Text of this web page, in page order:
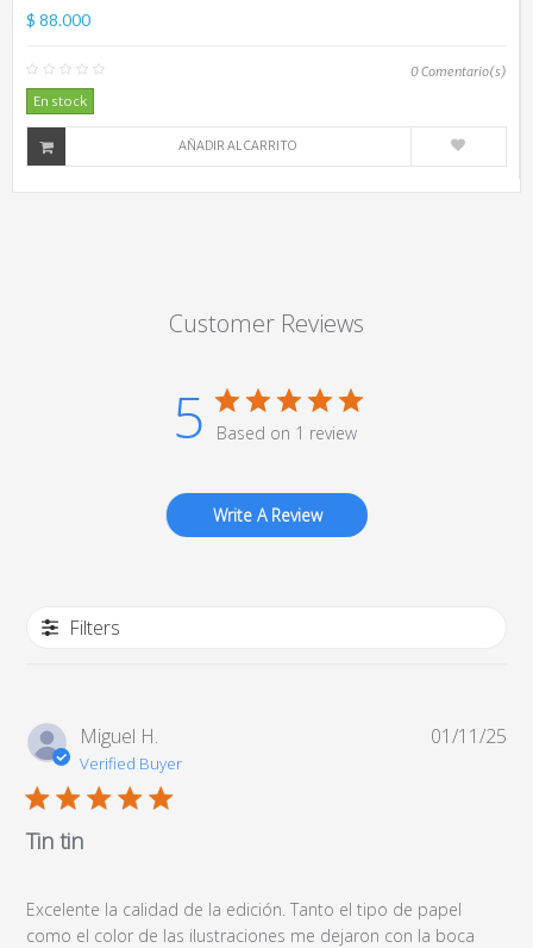
$ 88.000
0Comentario(s)
En stock
AÑADIR AL CARRITO
Customer Reviews
5 Based on 1 review
Write A Review
Filters
Miguel H.
Verified Buyer
Tin tin
Excelente la calidad de la edición. Tanto el tipo de papel
como el color de las ilustraciones me dejaron con la boca
01/11/25